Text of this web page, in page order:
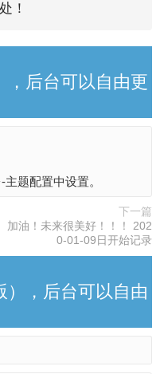
！
，后台可以自由更
题配置中设置。
下一篇
加油！未来很美好！！！ 202
0-01-09日开始记录
），后台可以自由